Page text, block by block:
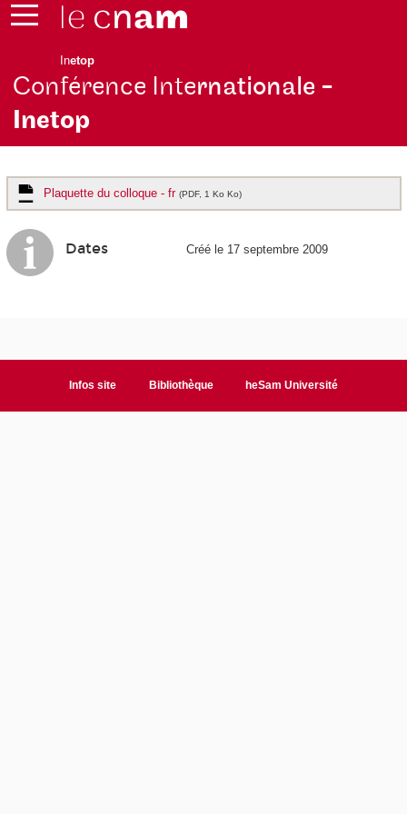
Inetop
Conférence Internationale -
Inetop
Plaquette du colloque - fr (PDF, 1 Ko Ko)
Dates Créé le 17 septembre 2009
Infos site Bibliothèque heSam Université